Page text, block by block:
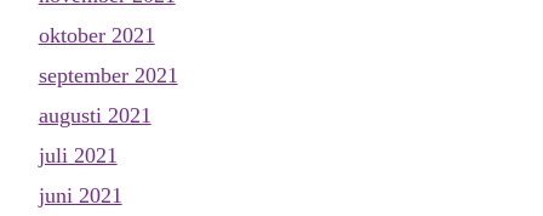
oktober 2021
september 2021
augusti 2021
juli 2021
juni 2021